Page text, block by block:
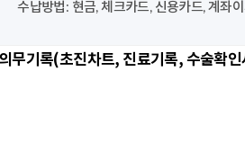
수납방법: 현금, 체크카드, 신용카드, 계
무기록(초진차트, 진료기록, 수술확